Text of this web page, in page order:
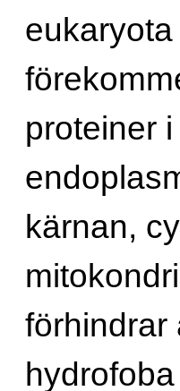
proteiner
kärnan,
förhindrar